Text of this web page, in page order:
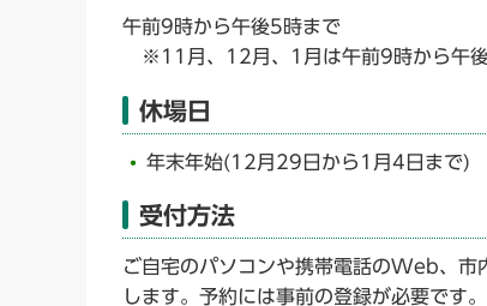
午前9時から午後5時まで
※11月、12月、1月は午前9時から午
休場日
年末年始(12月29日から1月4日まで)
受付方法
ご自宅のパソコンや携帯電話のWeb、市
します。予約には事前の登録が必要です。